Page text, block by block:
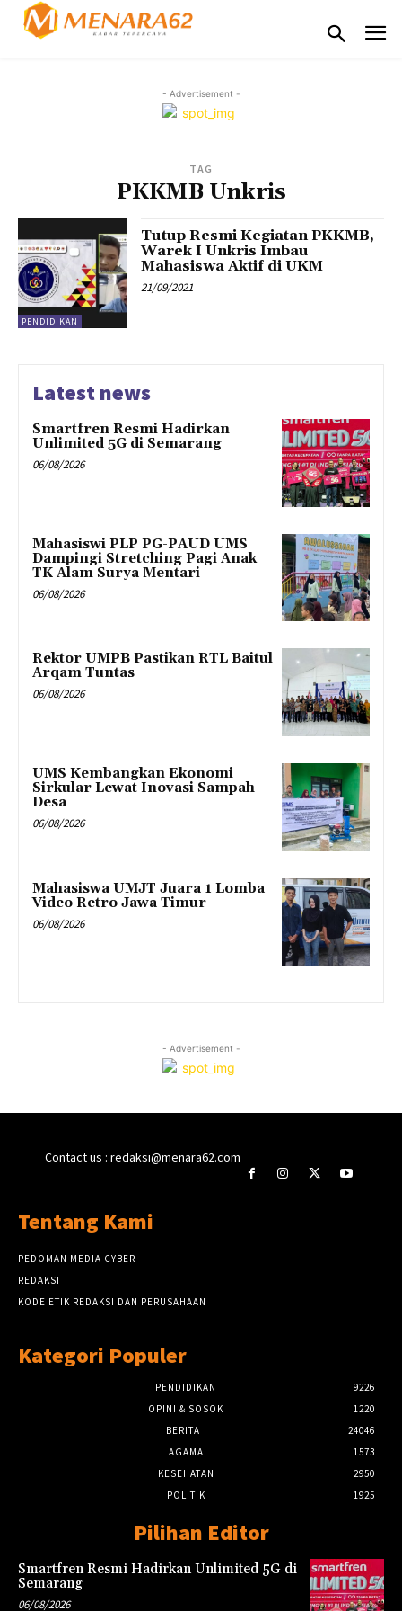
- Advertisement -
TAG
PKKMB Unkris
PENDIDIKAN
Tutup Resmi Kegiatan PKKMB,
Warek I Unkris Imbau
Mahasiswa Aktif di UKM
21/09/2021
Latest news
Smartfren Resmi Hadirkan
Unlimited 5G di Semarang
06/08/2026
Mahasiswi PLP PG-PAUD UMS
Dampingi Stretching Pagi Anak
TK Alam Surya Mentari
06/08/2026
Rektor UMPB Pastikan RTL Baitul
Arqam Tuntas
06/08/2026
UMS Kembangkan Ekonomi
Sirkular Lewat Inovasi Sampah
Desa
06/08/2026
Mahasiswa UMJT Juara 1 Lomba
Video Retro Jawa Timur
06/08/2026
- Advertisement -
Contact us : redaksi@menara62.com
Tentang Kami
PEDOMAN MEDIA CYBER
REDAKSI
KODE ETIK REDAKSI DAN PERUSAHAAN
Kategori Populer
PENDIDIKAN
9226
OPINI & SOSOK
1220
BERITA
24046
AGAMA
1573
KESEHATAN
2950
POLITIK
1925
Pilihan Editor
Smartfren Resmi Hadirkan Unlimited 5G di
Semarang
06/08/2026